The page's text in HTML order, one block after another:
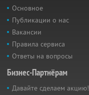
Основное
Публикации о нас
Вакансии
Правила сервиса
Ответы на вопросы
Бизнес-Партнёрам
Давайте сделаем акцию!